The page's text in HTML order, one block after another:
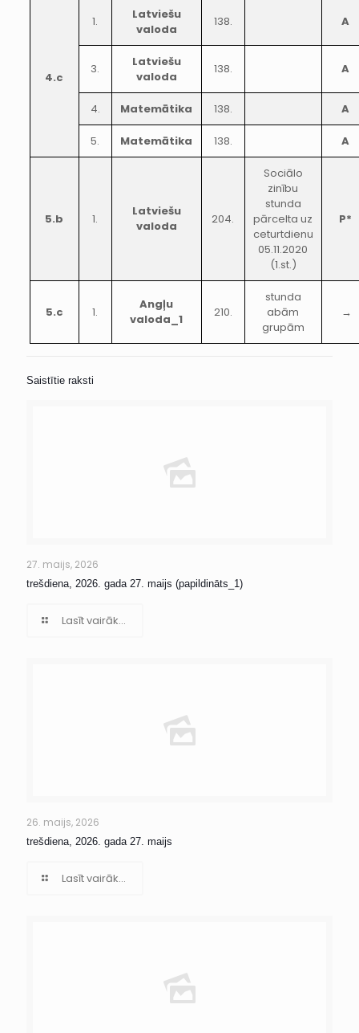
4.c
1.
Latviešu
valoda
138. A
3.
Latviešu
valoda
138. A
4. Matemātika 138. A
5. Matemātika 138. A
5.b 1.
Latviešu
valoda
204.
Sociālo
zinību
stunda
pārcelta uz
ceturtdienu
05.11.2020
(1.st.)
P*
5.c 1.
Angļu
valoda_1
210.
stunda
abām
grupām
→
Saistītie raksti
27. maijs, 2026
trešdiena, 2026. gada 27. maijs (papildināts_1)
Lasīt vairāk...
26. maijs, 2026
trešdiena, 2026. gada 27. maijs
Lasīt vairāk...